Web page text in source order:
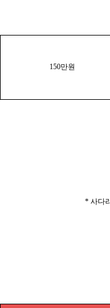
150만원
* 사다